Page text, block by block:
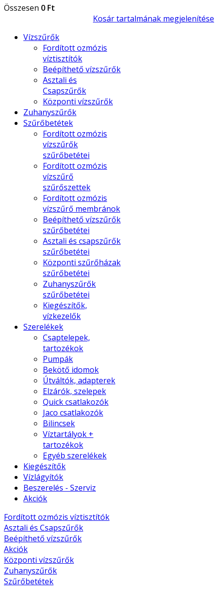
Összesen 0 Ft
Kosár tartalmának megjelenítése
Vízszűrők
Fordított ozmózis
víztisztítók
Beépíthető vízszűrők
Asztali és
Csapszűrők
Központi vízszűrők
Zuhanyszűrők
Szűrőbetétek
Fordított ozmózis
vízszűrők
szűrőbetétei
Fordított ozmózis
vízszűrő
szűrőszettek
Fordított ozmózis
vízszűrő membránok
Beépíthető vízszűrők
szűrőbetétei
Asztali és csapszűrők
szűrőbetétei
Központi szűrőházak
szűrőbetétei
Zuhanyszűrők
szűrőbetétei
Kiegészítők,
vízkezelők
Szerelékek
Csaptelepek,
tartozékok
Pumpák
Bekötő idomok
Útváltók, adapterek
Elzárók, szelepek
Quick csatlakozók
Jaco csatlakozók
Bilincsek
Víztartályok +
tartozékok
Egyéb szerelékek
Kiegészítők
Vízlágyítók
Beszerelés - Szerviz
Akciók
Fordított ozmózis víztisztítók
Asztali és Csapszűrők
Beépíthető vízszűrők
Akciók
Központi vízszűrők
Zuhanyszűrők
Szűrőbetétek